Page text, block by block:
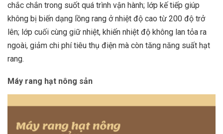
chắc chắn trong suốt quá trình vận hành; lớp kế tiếp giúp
không bị biến dạng lồng rang ở nhiệt độ cao từ 200 độ trở
lên; lớp cuối cùng giữ nhiệt, khiến nhiệt độ không lan tỏa ra
ngoài, giảm chi phí tiêu thụ điện mà còn tăng năng suất hạt
rang.
Máy rang hạt nông sản